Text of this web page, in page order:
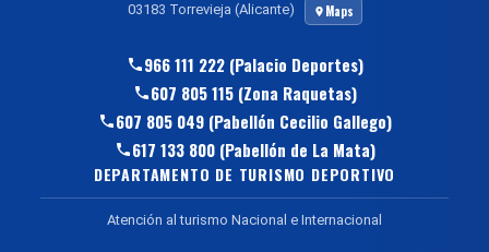
03183 Torrevieja (Alicante) Maps
966 111 222 (Palacio Deportes)
607 805 115 (Zona Raquetas)
607 805 049 (Pabellón Cecilio Gallego)
617 133 800 (Pabellón de La Mata)
DEPARTAMENTO DE TURISMO DEPORTIVO
Atención al turismo Nacional e Internacional